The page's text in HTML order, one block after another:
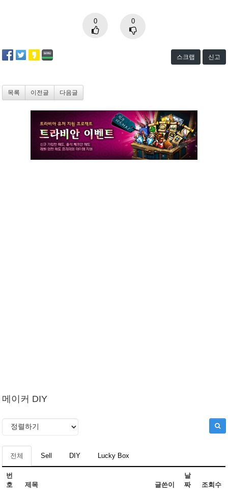
0 0
스크랩 신고
목록 이전글 다음글
메이커 DIY
전체 Sell DIY Lucky Box
번
호
제목 글쓴이
날
짜
조회수